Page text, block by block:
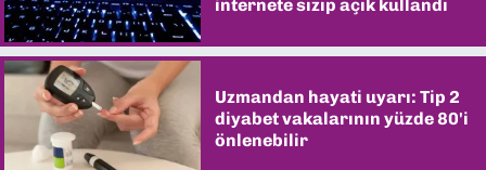
internete sızıp açık kullandı
Uzmandan hayati uyarı: Tip 2
diyabet vakalarının yüzde 80'i
önlenebilir